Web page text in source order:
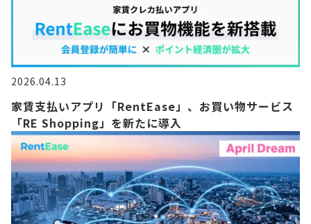
2026.04.13
家賃支払いアプリ「RentEase」、お買い物サービス
「RE Shopping」を新たに導入